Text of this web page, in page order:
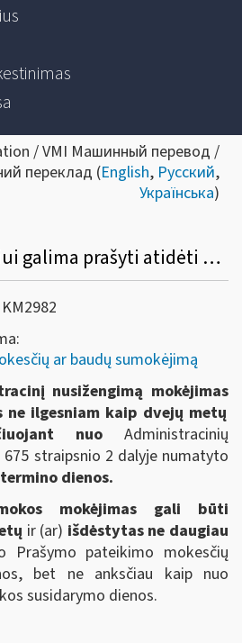
/ VMI Машинный перевод /
переклад (English, Русский,
Українська)
Kuriam laikotarpiui galima prašyti atidėti arba išdėstyti mokestinių nepriemokų ar baudos už administracinį teisės pažeidimą mokėjimo terminus?
ar baudų sumokėjimą
nusižengimą mokėjimas
ilgesniam kaip dvejų metų
nuo Administracinių
straipsnio 2 dalyje numatyto
dienos.
mokėjimas gali būti
ir (ar) išdėstytas ne daugiau
Prašymo pateikimo mokesčių
bet ne anksčiau kaip nuo
susidarymo dienos.